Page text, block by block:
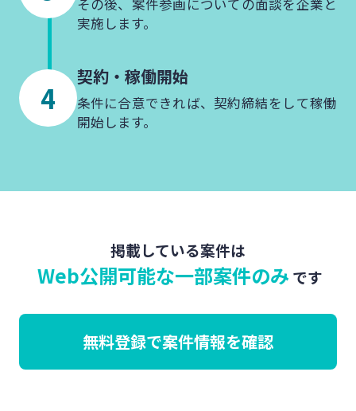
実施します。
契約・ 稼働開始
条件に合意できれば、契約締結をして稼働
開始します。
掲載している案件は
Web公開可能な一部案件のみ です
無料登録で案件情報を確認